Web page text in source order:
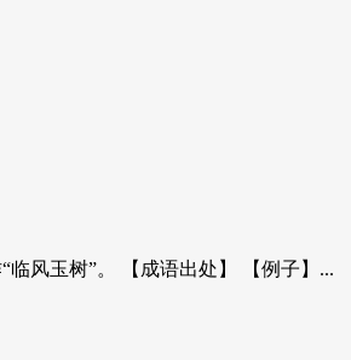
风玉树”。 【成语出处】 【例子】...